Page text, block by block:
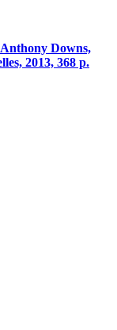
Downs,
2013, 368 p.